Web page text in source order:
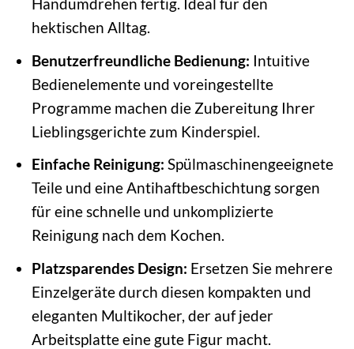
Handumdrehen fertig. Ideal für den
hektischen Alltag.
Benutzerfreundliche Bedienung: Intuitive
Bedienelemente und voreingestellte
Programme machen die Zubereitung Ihrer
Lieblingsgerichte zum Kinderspiel.
Einfache Reinigung: Spülmaschinengeeignete
Teile und eine Antihaftbeschichtung sorgen
für eine schnelle und unkomplizierte
Reinigung nach dem Kochen.
Platzsparendes Design: Ersetzen Sie mehrere
Einzelgeräte durch diesen kompakten und
eleganten Multikocher, der auf jeder
Arbeitsplatte eine gute Figur macht.